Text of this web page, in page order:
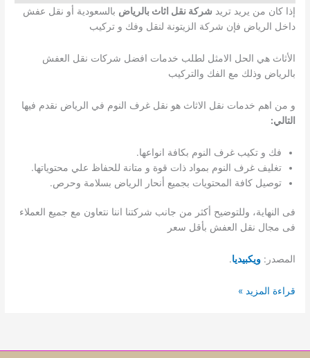
إذا كان من يريد تريد شركة نقل اثاث بالرياض بالسعودية أو نقل عفش
داخل الرياض فإن شركة الزيتونة لنقل وفك و تركيب
الأثاث هي الحل الامثل لطلب خدمات افضل شركات نقل العفش
بالرياض وذلك مع الفك والتركيب
و من اهم خدمات نقل الاثاث هو نقل غرف النوم في الرياض نقدم فيها
التالي:
فك و تكيب غرف النوم بكافة انواعها.
تغليف غرف النوم بمواد ذات قوة و متانة للحفاظ علي محتوياتها.
توصيل كافة المحتويات بجميع أنحار الرياض بسلامة وحرص.
فى النهاية، وللتوضيح أكثر من جانب شركتنا اننا نتعاون مع جميع العملاء
فى مجال نقل العفش بأقل سعر
المصدر:ويكبيديا.
شركة
للإيجار009626338417|
قراءة المزيد »